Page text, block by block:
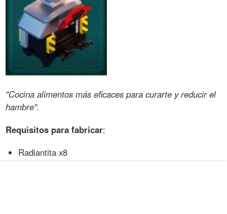
"Cocina alimentos más eficaces para curarte y reducir el
hambre".
Requisitos para fabricar:
Radiantita x8